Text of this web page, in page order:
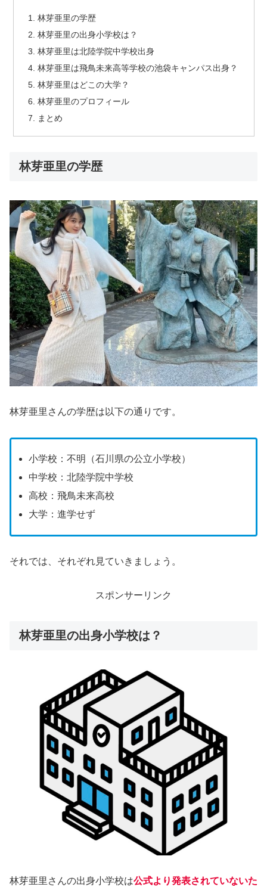
林芽亜里の学歴
林芽亜里の出身小学校は？
林芽亜里は北陸学院中学校出身
林芽亜里は飛鳥未来高等学校の池袋キャンパス出身？
林芽亜里はどこの大学？
林芽亜里のプロフィール
まとめ
林芽亜里の学歴
林芽亜里さんの学歴は以下の通りです。
小学校：不明（石川県の公立小学校）
中学校：北陸学院中学校
高校：飛鳥未来高校
大学：進学せず
それでは、それぞれ見ていきましょう。
スポンサーリンク
林芽亜里の出身小学校は？
林芽亜里さんの出身小学校は公式より発表されていないた